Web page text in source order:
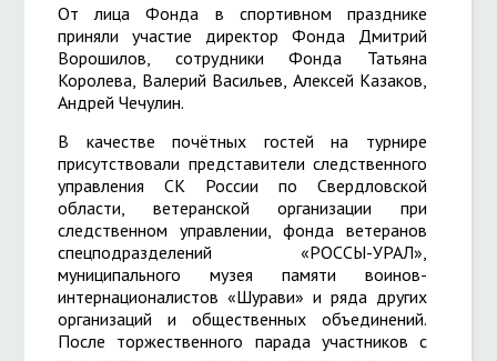
От лица Фонда в спортивном празднике
приняли участие директор Фонда Дмитрий
Ворошилов, сотрудники Фонда Татьяна
Королева, Валерий Васильев, Алексей Казаков,
Андрей Чечулин.
В качестве почётных гостей на турнире
присутствовали представители следственного
управления СК России по Свердловской
области, ветеранской организации при
следственном управлении, фонда ветеранов
спецподразделений «РОССЫ-УРАЛ»,
муниципального музея памяти воинов-
интернационалистов «Шурави» и ряда других
организаций и общественных объединений.
После торжественного парада участников с